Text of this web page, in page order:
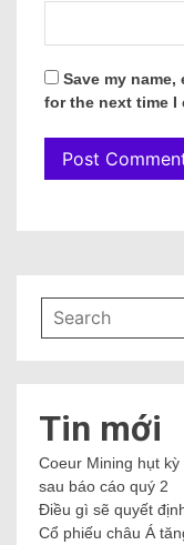
Save my
for the next time I
Tin mới
Coeur Mining hụt
sau báo cáo quý 2
Điều gì sẽ quyết
Cổ phiếu châu Á